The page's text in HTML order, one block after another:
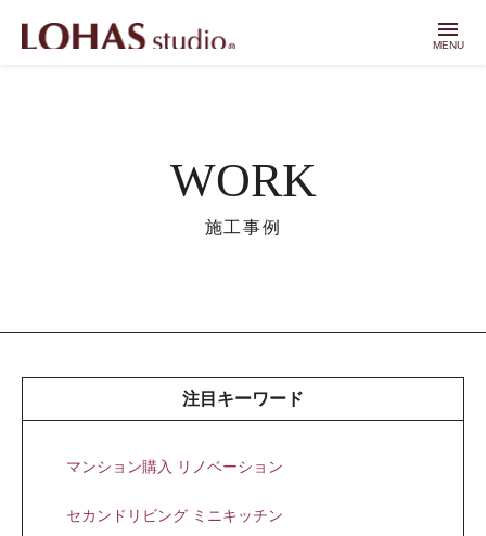
menu
MENU
WORK
施工事例
注目キーワード
マンション購入 リノベーション
セカンドリビング ミニキッチン